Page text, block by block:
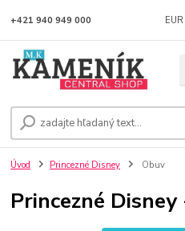
EUR
+421 940 949 000
Úvod Princezné Disney Obuv
Princezné